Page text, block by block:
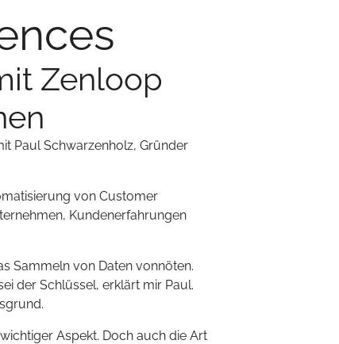
Zenloop
Paul Schwarzenholz, Gründer
von Customer
Kundenerfahrungen
Sammeln von Daten vonnöten.
der Schlüssel, erklärt mir Paul.
Aspekt. Doch auch die Art